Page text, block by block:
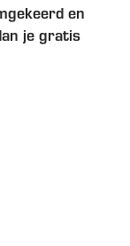
en
je gratis